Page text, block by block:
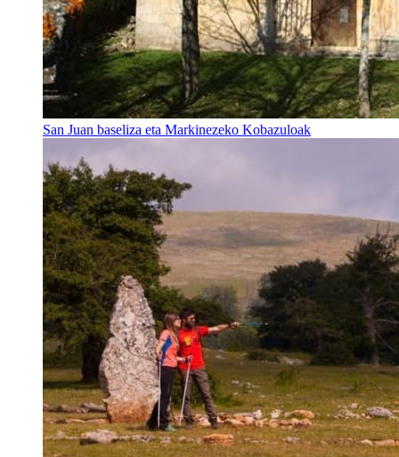
San Juan baseliza eta Markinezeko Kobazuloak